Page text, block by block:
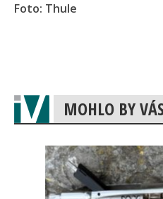
Foto: Thule
MOHLO BY